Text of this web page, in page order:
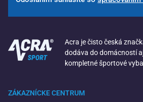
Acra je čisto česká
dodáva do domácností
kompletné športové
ZÁKAZNÍCKE CENTRUM